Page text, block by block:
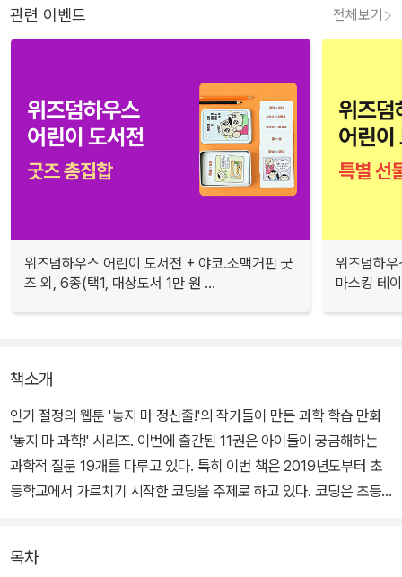
관련 이벤트 전체보기
위즈덤하우스 어린이 도서전 + 야코.소맥거핀 굿
즈 외, 6종(택1, 대상도서 1만 원 ...
위즈덤하
마스킹 테
책소개
인기 절정의 웹툰 '놓지 마 정신줄!'의 작가들이 만든 과학 학습 만화
'놓지 마 과학!' 시리즈. 이번에 출간된 11권은 아이들이 궁금해하는
과학적 질문 19개를 다루고 있다. 특히 이번 책은 2019년도부터 초
등학교에서 가르치기 시작한 코딩을 주제로 하고 있다. 코딩은 초등
되었다.
목차